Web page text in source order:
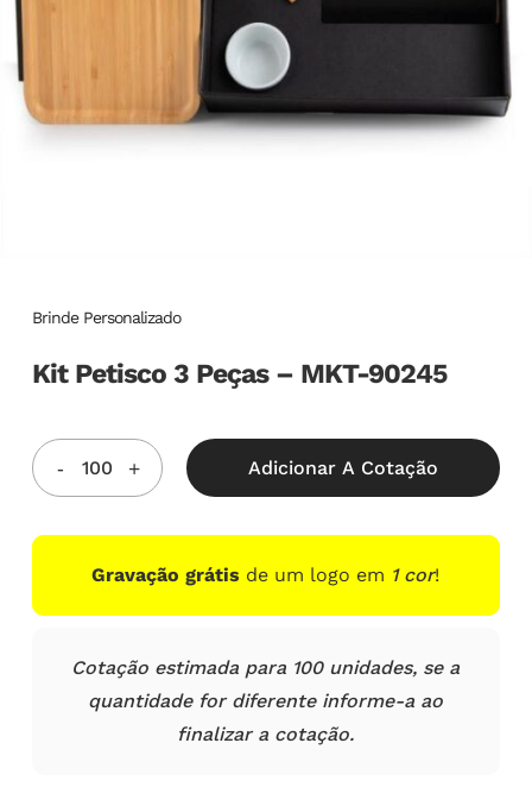
Brinde Personalizado
Kit Petisco 3 Peças – MKT-90245
Adicionar A Cotação
Gravação grátis de um logo em 1 cor!
Cotação estimada para 100 unidades, se a
quantidade for diferente informe-a ao
finalizar a cotação.